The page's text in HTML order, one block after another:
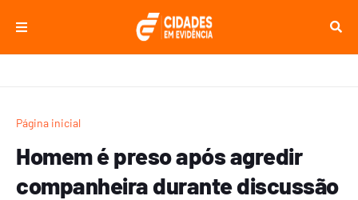
Página inicial
Homem é preso após agredir
companheira durante discussão